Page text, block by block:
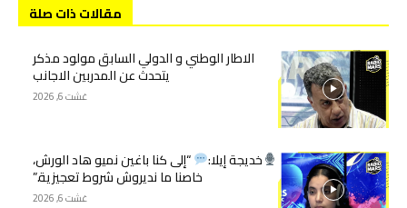
مقالات ذات صلة
الاطار الوطني و الدولي السابق مولود مذكر
يتحدث عن المدربين الاجانب
غشت 6, 2026
خديجة إيلا: “إلى كنا باغين نميو هاد الورش،
خاصنا ما نديروش شروط تعجيزية.”
غشت 6, 2026